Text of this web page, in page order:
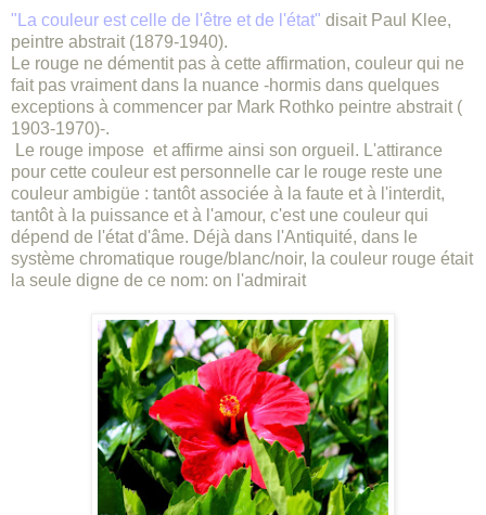
"La couleur est celle de l'être et de l'état" disait Paul Klee,
peintre abstrait (1879-1940).
Le rouge ne démentit pas à cette affirmation, couleur qui ne
fait pas vraiment dans la nuance -hormis dans quelques
exceptions à commencer par Mark Rothko peintre abstrait (
1903-1970)-.
Le rouge impose et affirme ainsi son orgueil. L'attirance
pour cette couleur est personnelle car le rouge reste une
couleur ambigüe : tantôt associée à la faute et à l'interdit,
tantôt à la puissance et à l'amour, c'est une couleur qui
dépend de l'état d'âme. Déjà dans l'Antiquité, dans le
système chromatique rouge/blanc/noir, la couleur rouge était
la seule digne de ce nom: on l'admirait